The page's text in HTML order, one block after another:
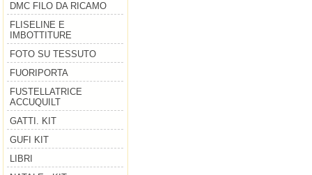
DMC FILO DA RICAMO
FLISELINE E
IMBOTTITURE
FOTO SU TESSUTO
FUORIPORTA
FUSTELLATRICE
ACCUQUILT
GATTI. KIT
GUFI KIT
LIBRI